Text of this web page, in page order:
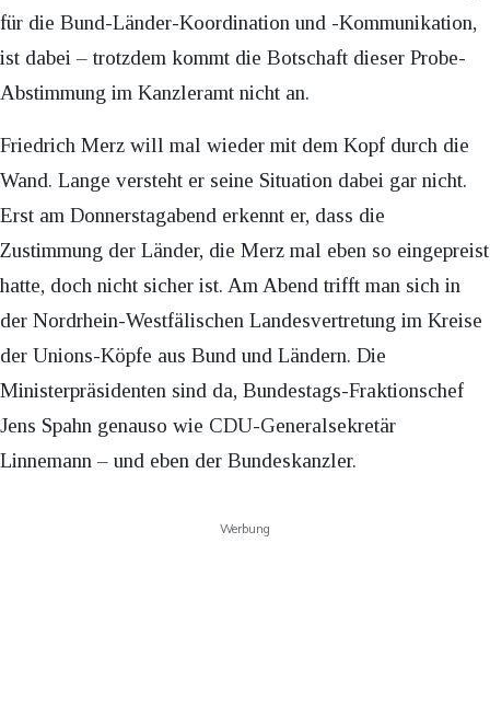
für die Bund-Länder-Koordination und -Kommunikation,
ist dabei – trotzdem kommt die Botschaft dieser Probe-
Abstimmung im Kanzleramt nicht an.
Friedrich Merz will mal wieder mit dem Kopf durch die
Wand. Lange versteht er seine Situation dabei gar nicht.
Erst am Donnerstagabend erkennt er, dass die
Zustimmung der Länder, die Merz mal eben so eingepreist
hatte, doch nicht sicher ist. Am Abend trifft man sich in
der Nordrhein-Westfälischen Landesvertretung im Kreise
der Unions-Köpfe aus Bund und Ländern. Die
Ministerpräsidenten sind da, Bundestags-Fraktionschef
Jens Spahn genauso wie CDU-Generalsekretär
Linnemann – und eben der Bundeskanzler.
Werbung